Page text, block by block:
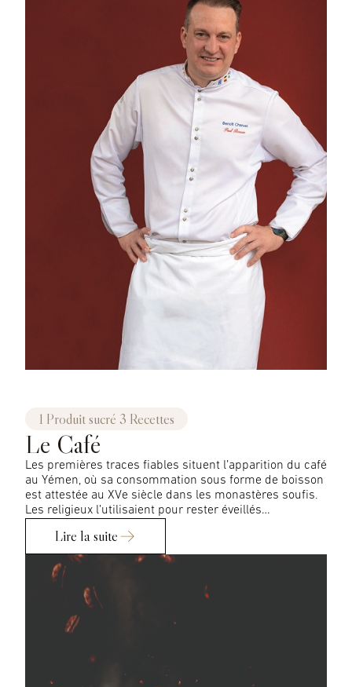
1 Produit sucré 3 Recettes
Le Café
Les premières traces fiables situent l’apparition du café
au Yémen, où sa consommation sous forme de boisson
est attestée au XVe siècle dans les monastères soufis.
Les religieux l’utilisaient pour rester éveillés…
Lire la suite